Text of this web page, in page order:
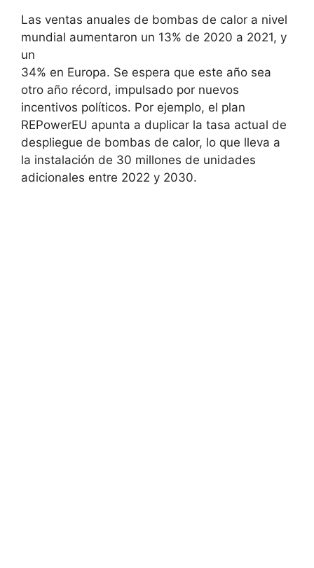
Las ventas anuales de bombas de calor a nivel
mundial aumentaron un 13% de 2020 a 2021, y
un
34% en Europa. Se espera que este año sea
otro año récord, impulsado por nuevos
incentivos políticos. Por ejemplo, el plan
REPowerEU apunta a duplicar la tasa actual de
despliegue de bombas de calor, lo que lleva a
la instalación de 30 millones de unidades
adicionales entre 2022 y 2030.